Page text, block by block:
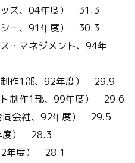
ズ、04年度） 31.3
ー、91年度） 30.3
・マネジメント、94年
作1部、92年度） 29.9
制作1部、99年度） 29.6
会社、92年度） 29.5
度） 28.3
年度） 28.1